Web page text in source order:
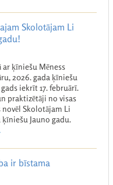
Skolotājam Li
ar ķīniešu Mēness
2026. gada ķīniešu
gads iekrīt 17. februārī.
praktizētāji no visas
novēl Skolotājam Li
Jauno gadu.
ir bīstama